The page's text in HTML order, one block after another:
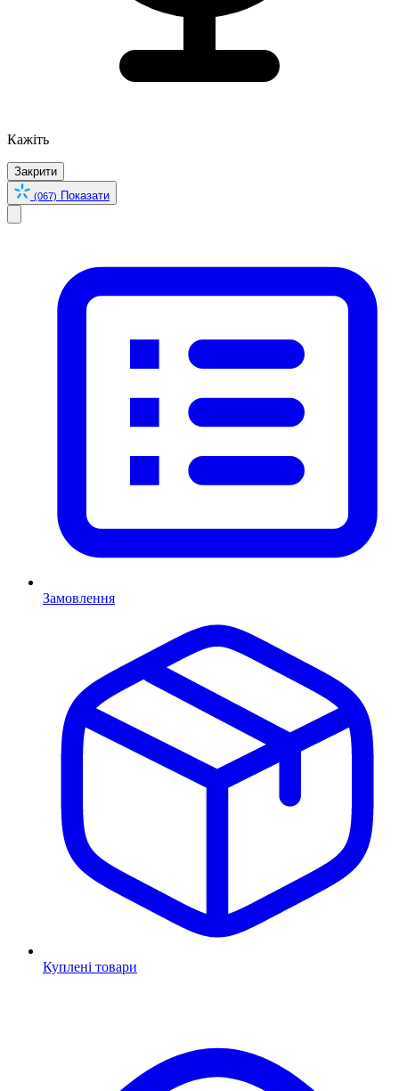
Кажіть
Закрити
(067) Показати
Замовлення
Куплені товари